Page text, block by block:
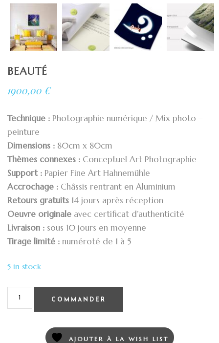
BEAUTÉ
1900,00 €
Technique : Photographie numérique / Mix photo –
peinture
Dimensions : 80cm x 80cm
Thèmes connexes : Conceptuel Art Photographie
Support : Papier Fine Art Hahnemühle
Accrochage : Châssis rentrant en Aluminium
Retours gratuits 14 jours après réception
Oeuvre originale avec certificat d’authenticité
Livraison : sous 10 jours en moyenne
Tirage limité : numéroté de 1 à 5
5 in stock
COMMANDER
AJOUTER À LA WISH LIST